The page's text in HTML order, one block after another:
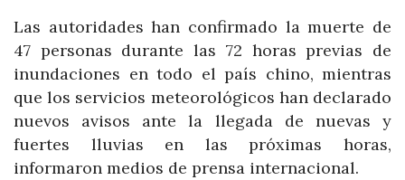
Las autoridades han confirmado la muerte de
47 personas durante las 72 horas previas de
inundaciones en todo el país chino, mientras
que los servicios meteorológicos han declarado
nuevos avisos ante la llegada de nuevas y
fuertes lluvias en las próximas horas,
informaron medios de prensa internacional.